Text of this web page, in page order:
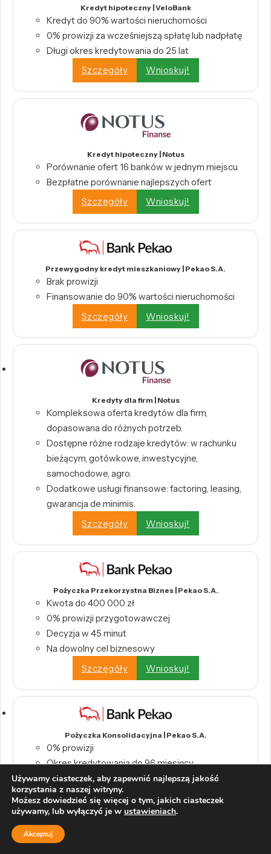
Kredyt hipoteczny | VeloBank
Kredyt do 90% wartości nieruchomości
0% prowizji za wcześniejszą spłatę lub nadpłatę
Długi okres kredytowania do 25 lat
Szczegóły
Wnioskuj!
Kredyt hipoteczny | Notus
Porównanie ofert 16 banków w jednym miejscu
Bezpłatne porównanie najlepszych ofert
Szczegóły
Wnioskuj!
Przewygodny kredyt mieszkaniowy | Pekao S.A.
Brak prowizji
Finansowanie do 90% wartości nieruchomości
Szczegóły
Wnioskuj!
Kredyty dla firm | Notus
Kompleksowa oferta kredytów dla firm,
dopasowana do różnych potrzeb.
Dostępne różne rodzaje kredytów: w rachunku
bieżącym, gotówkowe, inwestycyjne,
samochodowe, agro.
Dodatkowe usługi finansowe: factoring, leasing,
gwarancja de minimis.
Szczegóły
Wnioskuj!
Pożyczka Przekorzystna Biznes | Pekao S.A.
Kwota do 400 000 zł
0% prowizji przygotowawczej
Decyzja w 45 minut
Na dowolny cel biznesowy
Szczegóły
Wnioskuj!
Pożyczka Konsolidacyjna | Pekao S.A.
0% prowizji
Okres kredytowania do 96 miesięcy
Szczegóły
Wnioskuj!
Używamy ciasteczek, aby zapewnić najlepszą jakość
korzystania z naszej witryny.
Możesz dowiedzieć się więcej o tym, jakich ciasteczek
używamy, lub wyłączyć je w ustawieniach.
Akceptuj